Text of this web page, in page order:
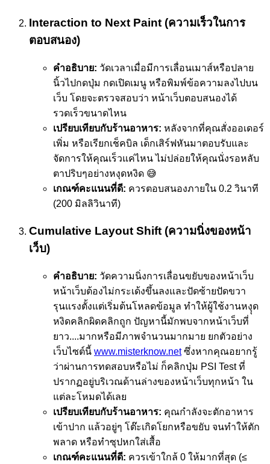
Interaction to Next Paint (ความเร็วในการ
ตอบสนอง)
คำอธิบาย: วัดเวลาเมื่อมีการเลื่อนเมาส์หรือปลาย
นิ้วไปกดปุ่ม กดเปิดเมนู หรือพิมพ์ข้อความลงไปบน
เว็บ โดยจะตรวจสอบว่า หน้าเว็บตอบสนองได้
รวดเร็วขนาดไหน
เปรียบเทียบกับร้านอาหาร: หลังจากที่คุณสั่งออเดอร์
เพิ่ม หรือเรียกเช็คบิล เด็กเสิร์ฟหันมาตอบรับและ
จัดการให้คุณเร็วแค่ไหน ไม่ปล่อยให้คุณนั่งรอหลับ
ตาปริบๆอย่างหงุดหงิด 😅
เกณฑ์คะแนนที่ดี: ควรตอบสนองภายใน 0.2 วินาที
(200 มิลลิวินาที)
Cumulative Layout Shift (ความนิ่งของหน้า
เว็บ)
คำอธิบาย: วัดความนิ่งการเลื่อนขยับของหน้าเว็บ
หน้าเว็บต้องไม่กระเด้งขึ้นลงและปัดซ้ายปัดขวา
รุนแรงตั้งแต่เริ่มต้นโหลดข้อมูล ทำให้ผู้ใช้งานหงุุด
หงิดคลิกผิดคลิกถูก ปัญหานี้มักพบจากหน้าเว็บที่
ยาว....มากหรือมีภาพจำนวนมากมาย ยกตัวอย่าง
เว็บไซต์นี้ www.misterknow.netซึ่งหากคุณอยากรู้
ว่าผ่านการทดสอบหรือไม่ ก็คลิกปุ่ม PSI Test ที่
ปรากฏอยู่บริเวณด้านล่างของหน้าเว็บทุกหน้า ใน
แต่ละโหมดได้เลย
เปรียบเทียบกับร้านอาหาร: คุณกำลังจะตักอาหาร
เข้าปาก แล้วอยู่ๆ โต๊ะเกิดโยกหรือขยับ จนทำให้ตัก
พลาด หรือทำซุปหกใส่เสื้อ
เกณฑ์คะแนนที่ดี: ควรเข้าใกล้ 0 ให้มากที่สุด (≤